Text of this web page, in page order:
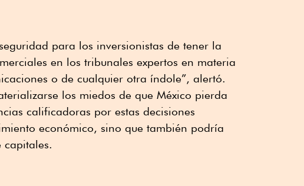
para los inversionistas de tener la
en los tribunales expertos en materia
o de cualquier otra índole”, alertó.
los miedos de que México pierda
calificadoras por estas decisiones
económico, sino que también podría